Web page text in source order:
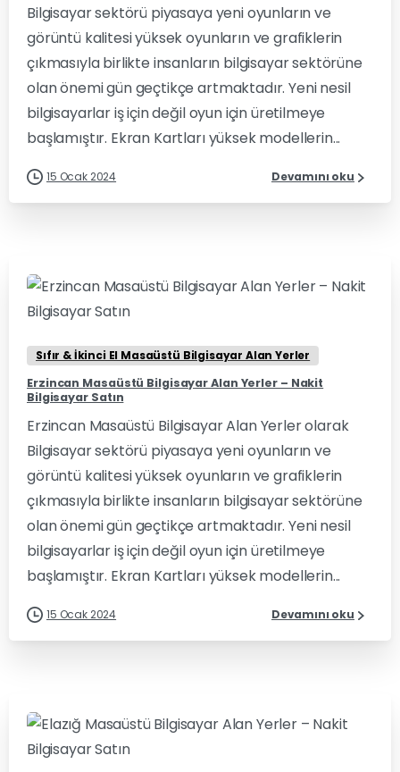
Bilgisayar sektörü piyasaya yeni oyunların ve
görüntü kalitesi yüksek oyunların ve grafiklerin
çıkmasıyla birlikte insanların bilgisayar sektörüne
olan önemi gün geçtikçe artmaktadır. Yeni nesil
bilgisayarlar iş için değil oyun için üretilmeye
başlamıştır. Ekran Kartları yüksek modellerin...
15 Ocak 2024 Devamını oku
0 0
Sıfır & İkinci El Masaüstü Bilgisayar Alan Yerler
Erzincan Masaüstü Bilgisayar Alan Yerler – Nakit
Bilgisayar Satın
Erzincan Masaüstü Bilgisayar Alan Yerler olarak
Bilgisayar sektörü piyasaya yeni oyunların ve
görüntü kalitesi yüksek oyunların ve grafiklerin
çıkmasıyla birlikte insanların bilgisayar sektörüne
olan önemi gün geçtikçe artmaktadır. Yeni nesil
bilgisayarlar iş için değil oyun için üretilmeye
başlamıştır. Ekran Kartları yüksek modellerin...
15 Ocak 2024 Devamını oku
0 0